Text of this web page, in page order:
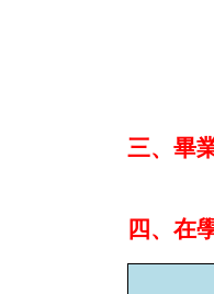
三、畢
四、在